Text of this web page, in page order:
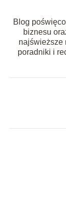
Blog
biznesu
najświeższe
poradniki i